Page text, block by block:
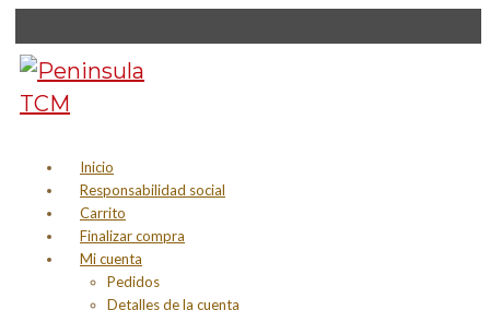
Inicio
Responsabilidad social
Carrito
Finalizar compra
Mi cuenta
Pedidos
Detalles de la cuenta